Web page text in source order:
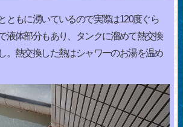
ともに湧いているので実際は120度ぐら
液体部分もあり、タンクに溜めて熱交換
。熱交換した熱はシャワーのお湯を温め